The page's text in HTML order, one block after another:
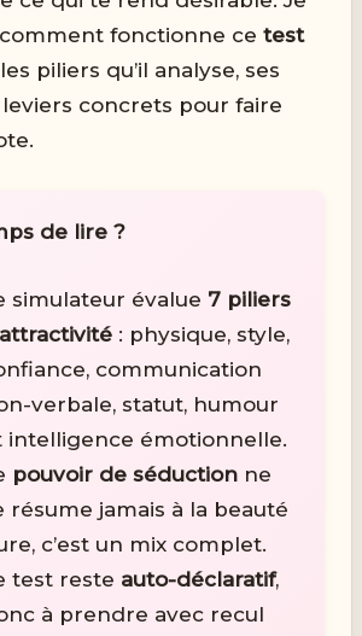
fonctionne cetest
piliers qu’il analyse, ses
concrets pour faire
de lire ?
simulateur évalue 7 piliers
: physique, style,
communication
verbale, statut, humour
intelligence émotionnelle.
pouvoir de séduction ne
résume jamais à la beauté
c’est un mix complet.
test reste auto-déclaratif,
à prendre avec recul